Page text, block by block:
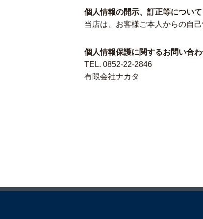
個人情報の開示、訂正等について
当店は、お客様ご本人からの自
個人情報保護に関するお問い合
TEL. 0852-22-2846
有限会社ナカタ